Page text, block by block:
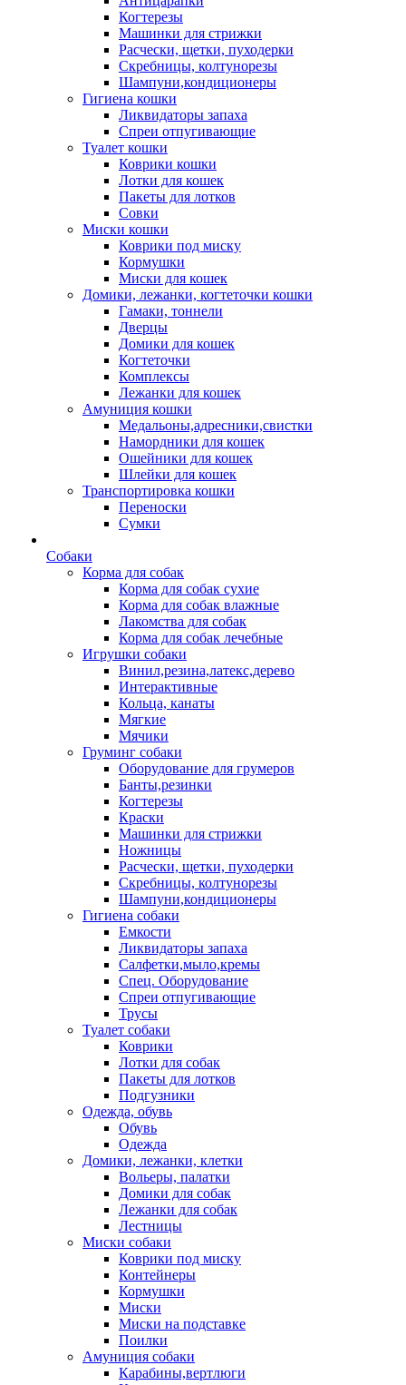
Когтерезы
Машинки для стрижки
Расчески, щетки, пуходерки
Скребницы, колтунорезы
Шампуни,кондиционеры
Гигиена кошки
Ликвидаторы запаха
Спреи отпугивающие
Туалет кошки
Коврики кошки
Лотки для кошек
Пакеты для лотков
Совки
Миски кошки
Коврики под миску
Кормушки
Миски для кошек
Домики, лежанки, когтеточки кошки
Гамаки, тоннели
Дверцы
Домики для кошек
Когтеточки
Комплексы
Лежанки для кошек
Амуниция кошки
Медальоны,адресники,свистки
Намордники для кошек
Ошейники для кошек
Шлейки для кошек
Транспортировка кошки
Переноски
Сумки
Собаки
Корма для собак
Корма для собак сухие
Корма для собак влажные
Лакомства для собак
Корма для собак лечебные
Игрушки собаки
Винил,резина,латекс,дерево
Интерактивные
Кольца, канаты
Мягкие
Мячики
Груминг собаки
Оборудование для грумеров
Банты,резинки
Когтерезы
Краски
Машинки для стрижки
Ножницы
Расчески, щетки, пуходерки
Скребницы, колтунорезы
Шампуни,кондиционеры
Гигиена собаки
Емкости
Ликвидаторы запаха
Салфетки,мыло,кремы
Спец. Оборудование
Спреи отпугивающие
Трусы
Туалет собаки
Коврики
Лотки для собак
Пакеты для лотков
Подгузники
Одежда, обувь
Обувь
Одежда
Домики, лежанки, клетки
Вольеры, палатки
Домики для собак
Лежанки для собак
Лестницы
Миски собаки
Коврики под миску
Контейнеры
Кормушки
Миски
Миски на подставке
Поилки
Амуниция собаки
Карабины,вертлюги